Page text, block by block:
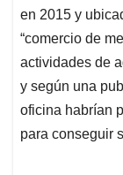
en 2015 y
“comercio de
actividades de
y según una
oficina habrían
para conseguir